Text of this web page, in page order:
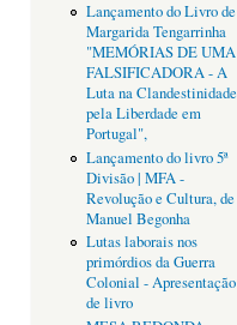
Lançamento do Livro de
Margarida Tengarrinha
"MEMÓRIAS DE UMA
FALSIFICADORA - A
Luta na Clandestinidade
pela Liberdade em
Portugal",
Lançamento do livro 5ª
Divisão | MFA -
Revolução e Cultura, de
Manuel Begonha
Lutas laborais nos
primórdios da Guerra
Colonial - Apresentação
de livro